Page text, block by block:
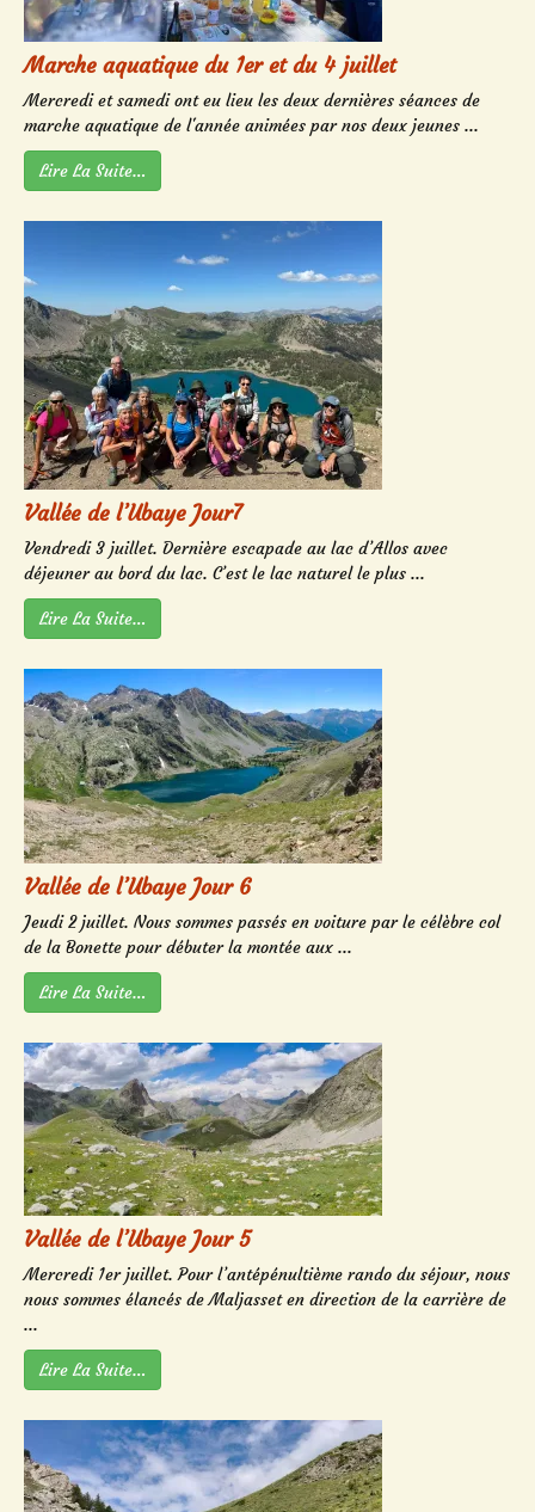
Marche aquatique du 1er et du 4 juillet
Mercredi et samedi ont eu lieu les deux dernières séances de
marche aquatique de l'année animées par nos deux jeunes ...
Lire La Suite…
Vallée de l’Ubaye Jour7
Vendredi 3 juillet. Dernière escapade au lac d’Allos avec
déjeuner au bord du lac. C’est le lac naturel le plus ...
Lire La Suite…
Vallée de l’Ubaye Jour 6
Jeudi 2 juillet. Nous sommes passés en voiture par le célèbre col
de la Bonette pour débuter la montée aux ...
Lire La Suite…
Vallée de l’Ubaye Jour 5
Mercredi 1er juillet. Pour l’antépénultième rando du séjour, nous
nous sommes élancés de Maljasset en direction de la carrière de
...
Lire La Suite…